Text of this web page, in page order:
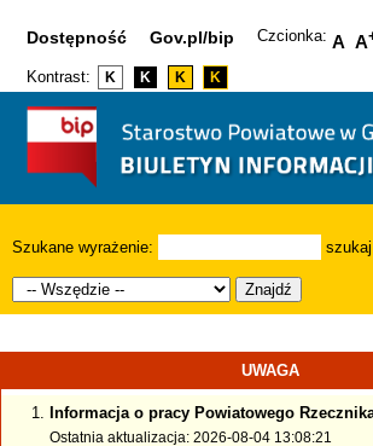
Dostępność Gov.pl/bip Czcionka: A A
Kontrast: K K K K
Szukane wyrażenie:
Znajdź
UWAGA
Informacja o pracy Powiatowego
Ostatnia aktualizacja: 2026-08-04 13:08:21